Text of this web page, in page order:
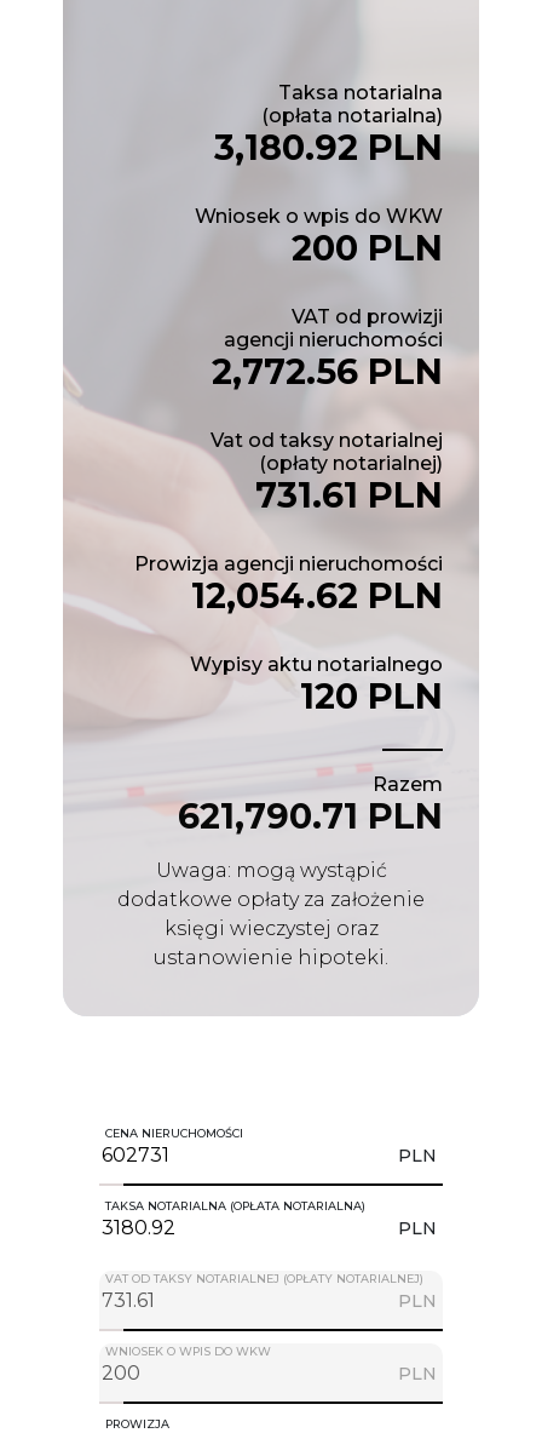
Taksa notarialna
(opłata notarialna)
3,180.92 PLN
Wniosek o wpis do WKW
200 PLN
VAT od prowizji
agencji nieruchomości
2,772.56 PLN
Vat od taksy notarialnej
(opłaty notarialnej)
731.61 PLN
Prowizja agencji nieruchomości
12,054.62 PLN
Wypisy aktu notarialnego
120 PLN
Razem
621,790.71 PLN
Uwaga: mogą wystąpić
dodatkowe opłaty za założenie
księgi wieczystej oraz
ustanowienie hipoteki.
CENA NIERUCHOMOŚCI
PLN
TAKSA NOTARIALNA (OPŁATA NOTARIALNA)
PLN
VAT OD TAKSY NOTARIALNEJ (OPŁATY NOTARIALNEJ)
PLN
WNIOSEK O WPIS DO WKW
PLN
PROWIZJA